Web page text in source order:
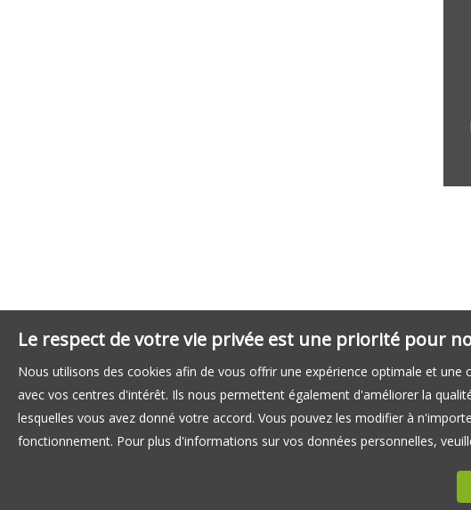
Le respect de votre vie privée est une priorité pour
Nous utilisons des cookies afin de vous offrir une expérience optimale et
avec vos centres d'intérêt. Ils nous permettent également d'améliorer la
lesquelles vous avez donné votre accord. Vous pouvez les modifier à
fonctionnement. Pour plus d'informations sur vos données personnelles,